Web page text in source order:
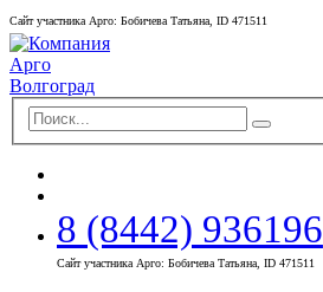
Сайт участника Арго: Бобичева Татьяна, ID 471511
8 (8442) 936196
Сайт участника Арго: Бобичева Татьяна, ID 471511